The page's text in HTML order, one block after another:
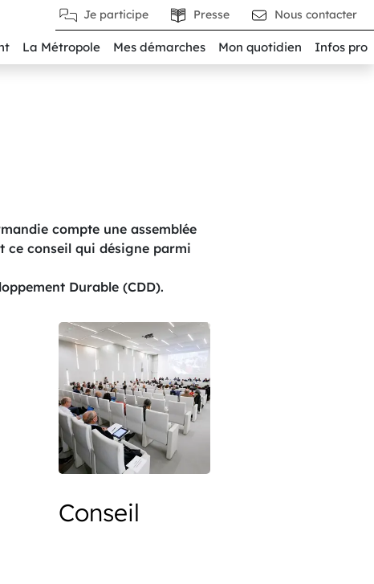
Je participe Presse Nous contacter
La Métropole Mes démarches Mon quotidien Infos pro
compte une assemblée
ce conseil qui désigne parmi
Durable (CDD).
Conseil